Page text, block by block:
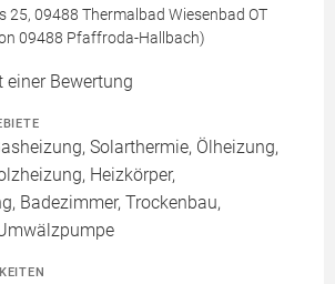
25, 09488 Thermalbad Wiesenbad OT
09488 Pfaffroda-Hallbach)
einer Bewertung
Solarthermie, Ölheizung,
Heizkörper,
Badezimmer, Trockenbau,